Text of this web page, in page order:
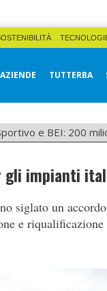
AZIENDE TUTTERBA
e BEI: 200
gli impianti
siglato un
e